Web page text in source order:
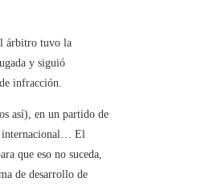
árbitro tuvo la
y siguió
infracción.
así), en un partido de
internacional… El
que eso no suceda,
de desarrollo de